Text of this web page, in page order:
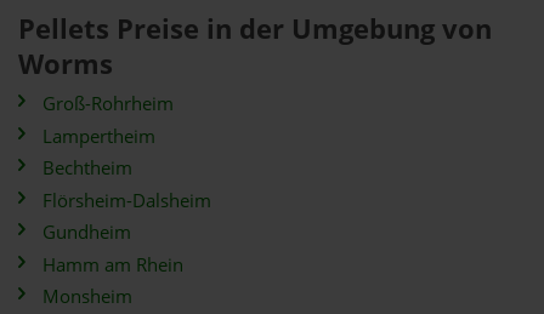
Pellets Preise in der Umgebung von
Worms
Groß-Rohrheim
Lampertheim
Bechtheim
Flörsheim-Dalsheim
Gundheim
Hamm am Rhein
Monsheim